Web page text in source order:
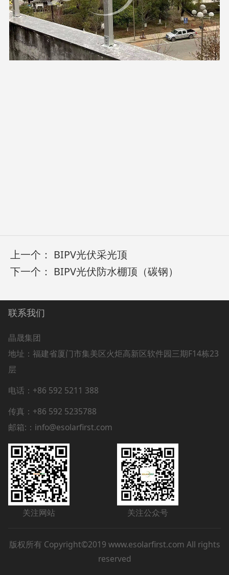
上一个： BIPV光伏采光顶
下一个： BIPV光伏防水棚顶（碳钢）
联系我们
晶晟集团
地址： 福建省厦门市集美区火炬高新区软件园三期F14栋23
层
电话：+86 592 5211 388
传真：+86 592 5235788
邮箱:：info@esolarfirst.com
关注网站 关注公众号
版权所有 Copyright©2019 www.esolarfirst.com All rights
reserved